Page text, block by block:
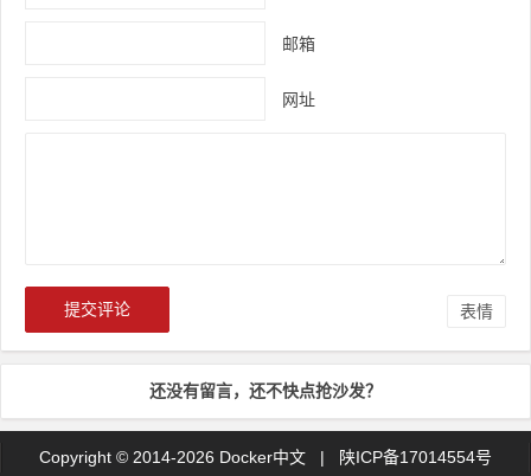
邮箱
网址
表情
还没有留言，还不快点抢沙发？
Copyright © 2014-2026 Docker中文 | 陕ICP备17014554号